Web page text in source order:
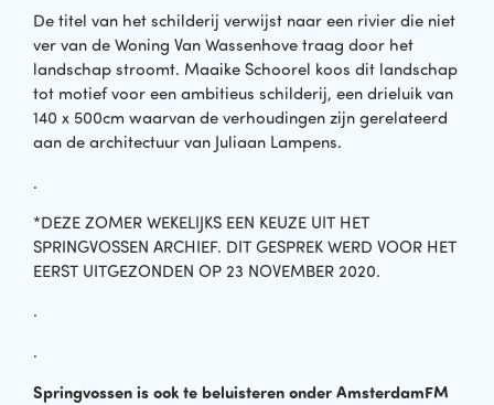
De titel van het schilderij verwijst naar een rivier die niet
ver van de Woning Van Wassenhove traag door het
landschap stroomt. Maaike Schoorel koos dit landschap
tot motief voor een ambitieus schilderij, een drieluik van
140 x 500cm waarvan de verhoudingen zijn gerelateerd
aan de architectuur van Juliaan Lampens.
.
*DEZE ZOMER WEKELIJKS EEN KEUZE UIT HET
SPRINGVOSSEN ARCHIEF. DIT GESPREK WERD VOOR HET
EERST UITGEZONDEN OP 23 NOVEMBER 2020.
.
.
Springvossen is ook te beluisteren onder AmsterdamFM